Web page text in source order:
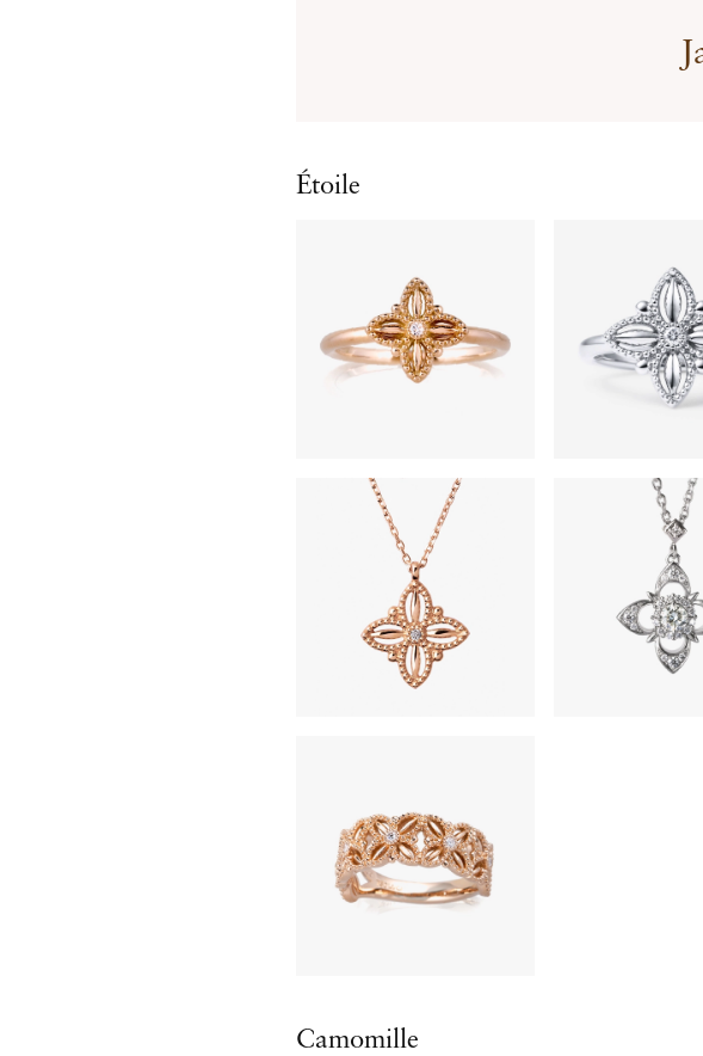
Étoile
Camomille